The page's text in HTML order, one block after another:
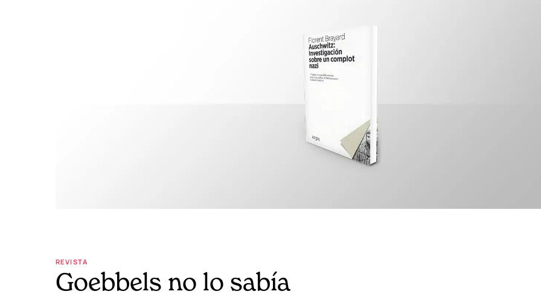
REVISTA
Goebbels no lo sabía